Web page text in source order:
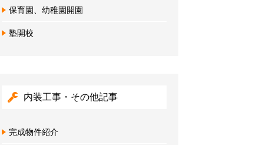
保育園、幼稚園開園
塾開校
内装工事・その他記事
完成物件紹介